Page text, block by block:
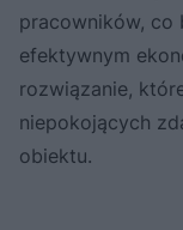
pracowników, co
efektywnym
rozwiązanie,
niepokojących
obiektu.